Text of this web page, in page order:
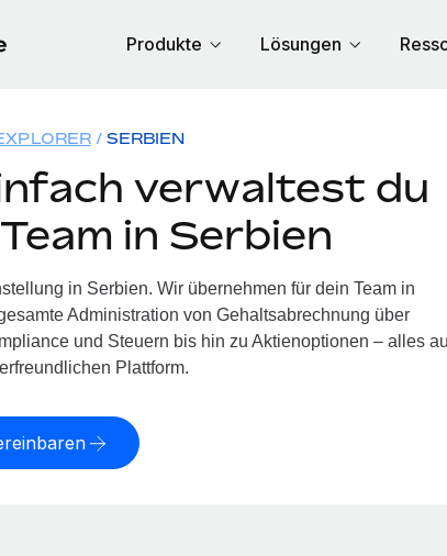
Produkte Lösungen
SERBIEN
verwaltest du
in Serbien
in Serbien. Wir übernehmen für dein Team in
Administration von Gehaltsabrechnung über
und Steuern bis hin zu Aktienoptionen – alles
Plattform.